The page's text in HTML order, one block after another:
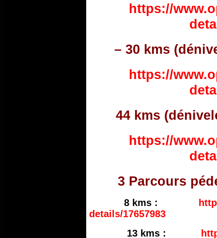
https://
– 30 kms
https://
44 kms
https://
3 Parcours
8 kms :
details/17657983
13 kms :